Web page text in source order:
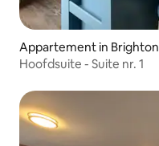
Appartement in Brighton
Hoofdsuite - Suite nr. 1